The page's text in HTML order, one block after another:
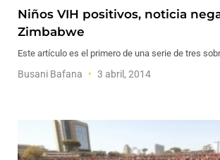
Niños VIH positivos, noticia
Zimbabwe
Este artículo es el primero de una serie de tres
Busani Bafana 3 abril, 2014